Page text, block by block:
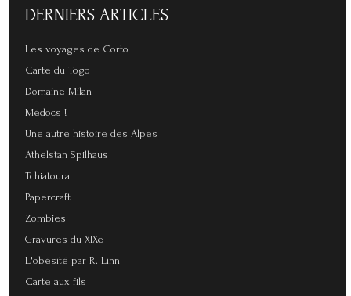
DERNIERS ARTICLES
Les voyages de Corto
Carte du Togo
Domaine Milan
Médocs !
Une autre histoire des Alpes
Athelstan Spilhaus
Tchiatoura
Papercraft
Zombies
Gravures du XIXe
L'obésité par R. Linn
Carte aux fils